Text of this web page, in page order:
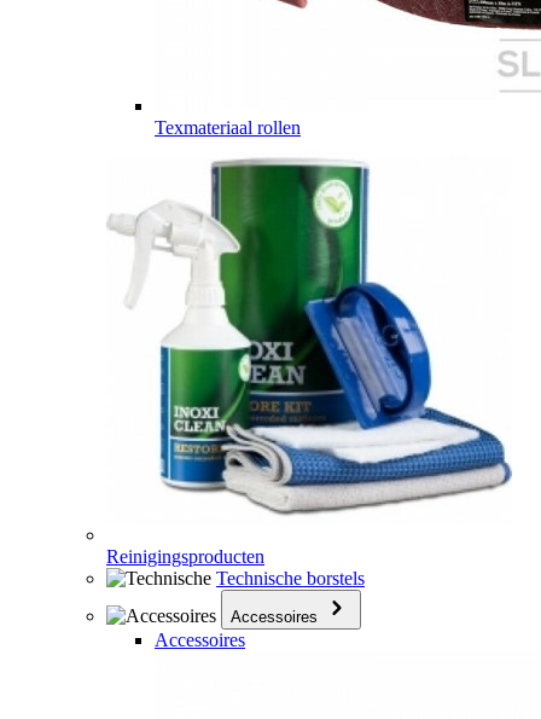
Texmateriaal rollen
Reinigingsproducten
Technische borstels
Accessoires
Accessoires